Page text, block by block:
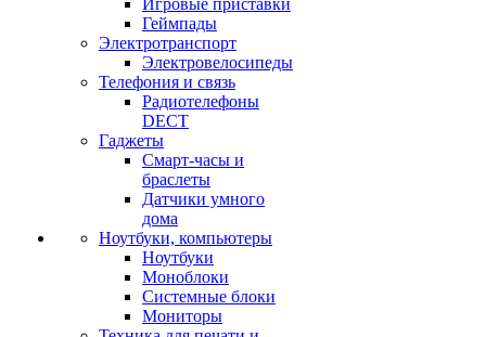
Игровые приставки
Геймпады
Электротранспорт
Электровелосипеды
Телефония и связь
Радиотелефоны
DECT
Гаджеты
Смарт-часы и
браслеты
Датчики умного
дома
Ноутбуки, компьютеры
Ноутбуки
Моноблоки
Системные блоки
Мониторы